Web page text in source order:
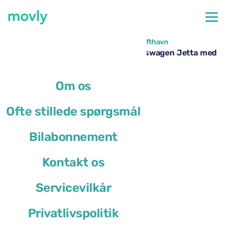
Om os
Ofte stillede spørgsmål
Bilabonnement
Kontakt os
Servicevilkår
Privatlivspolitik
Alle tilgængelige biler i Minneapolis Lufthavn
Billeje i Minneapolis Lufthavn – Volkswagen Jetta med